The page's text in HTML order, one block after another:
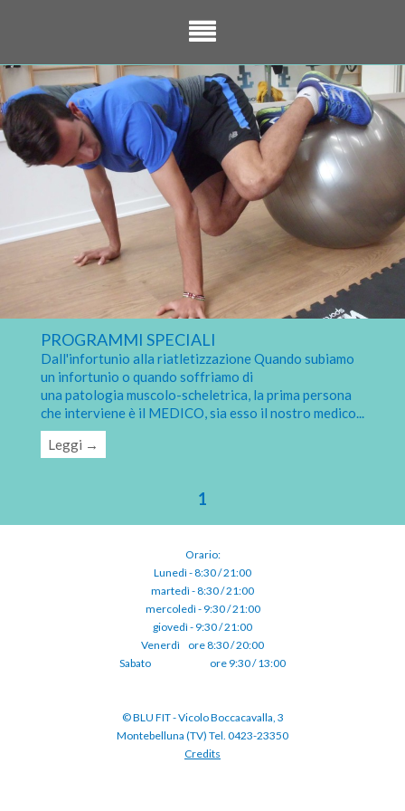
PROGRAMMI SPECIALI
Dall'infortunio alla riatletizzazione Quando subiamo
un infortunio o quando soffriamo di
una patologia muscolo-scheletrica, la prima persona
che interviene è il MEDICO, sia esso il nostro medico...
Leggi →
1
Orario:
Lunedì - 8:30 / 21:00
martedì - 8:30 / 21:00
mercoledì - 9:30 / 21:00
giovedì - 9:30 / 21:00
Venerdì⠀ore 8:30 / 20:00
Sabato ⠀⠀⠀⠀⠀⠀⠀ore 9:30 / 13:00
© BLU FIT - Vicolo Boccacavalla, 3
Montebelluna (TV) Tel. 0423-23350
Credits